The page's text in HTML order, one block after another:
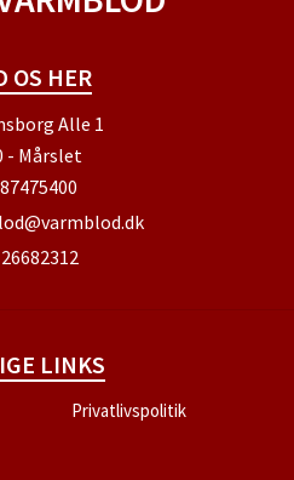
OS HER
Alle 1
- Mårslet
87475400
LINKS
Privatlivspolitik